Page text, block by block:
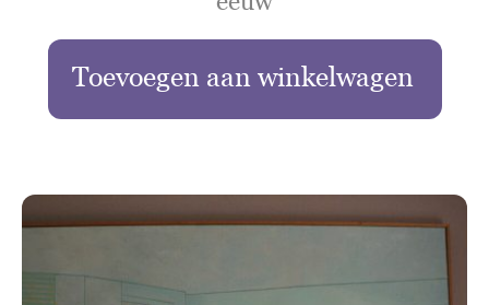
Toevoegen aan winkelwagen